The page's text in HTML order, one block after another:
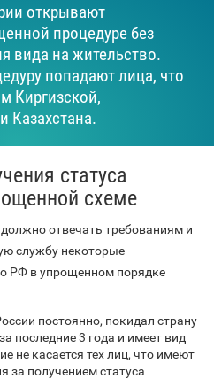
открывают
процедуре без
вида на жительство.
попадают лица, что
Киргизской,
Казахстана.
статуса
схеме
отвечать требованиям и
службу некоторые
РФ в упрощенном порядке
постоянно, покидал страну
последние 3 года и имеет вид
не касается тех лиц, что имеют
за получением статуса